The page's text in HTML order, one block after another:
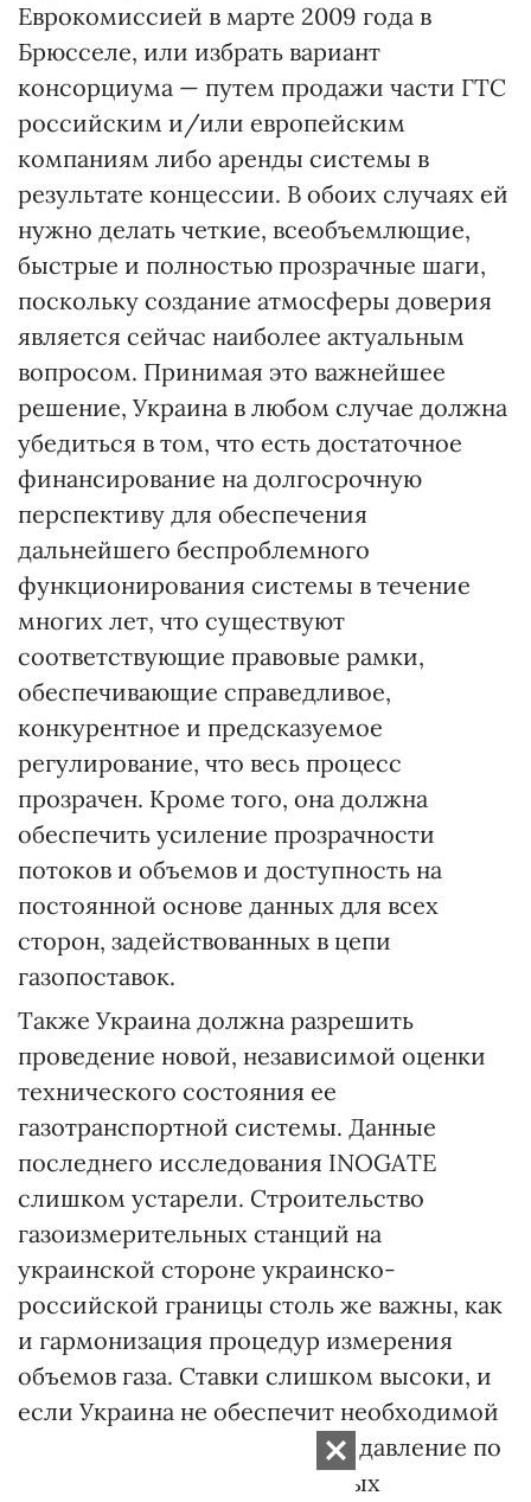
Еврокомиссией в марте 2009 года в
Брюсселе, или избрать вариант
консорциума — путем продажи части ГТС
российским и/или европейским
компаниям либо аренды системы в
результате концессии. В обоих случаях ей
нужно делать четкие, всеобъемлющие,
быстрые и полностью прозрачные шаги,
поскольку создание атмосферы доверия
является сейчас наиболее актуальным
вопросом. Принимая это важнейшее
решение, Украина в любом случае должна
убедиться в том, что есть достаточное
финансирование на долгосрочную
перспективу для обеспечения
дальнейшего беспроблемного
функционирования системы в течение
многих лет, что существуют
соответствующие правовые рамки,
обеспечивающие справедливое,
конкурентное и предсказуемое
регулирование, что весь процесс
прозрачен. Кроме того, она должна
обеспечить усиление прозрачности
потоков и объемов и доступность на
постоянной основе данных для всех
сторон, задействованных в цепи
газопоставок.
Также Украина должна разрешить
проведение новой, независимой оценки
технического состояния ее
газотранспортной системы. Данные
последнего исследования INOGATE
слишком устарели. Строительство
газоизмерительных станций на
украинской стороне украинско-
российской границы столь же важны, как
и гармонизация процедур измерения
объемов газа. Ставки слишком высоки, и
если Украина не обеспечит необходимой
прозрачности и надежности, давление по
строительству альтернативных